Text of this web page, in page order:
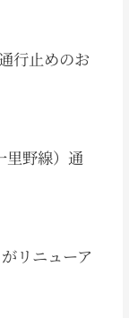
行止めのお
里野線）通
リニューア